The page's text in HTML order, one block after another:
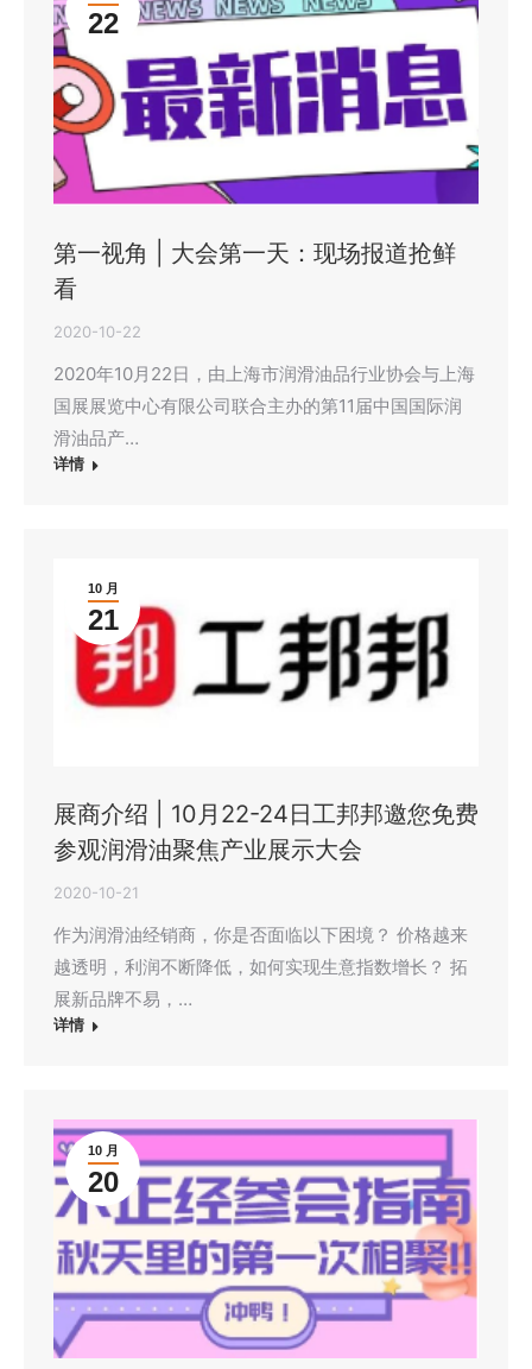
22
第一视角 | 大会第一天：现场报道抢鲜
看
2020-10-22
2020年10月22日，由上海市润滑油品行业协会与上海
国展展览中心有限公司联合主办的第11届中国国际润
滑油品产…
详情
10 月
21
展商介绍 | 10月22-24日工邦邦邀您免费
参观润滑油聚焦产业展示大会
2020-10-21
作为润滑油经销商，你是否面临以下困境？ 价格越来
越透明，利润不断降低，如何实现生意指数增长？ 拓
展新品牌不易，…
详情
10 月
20